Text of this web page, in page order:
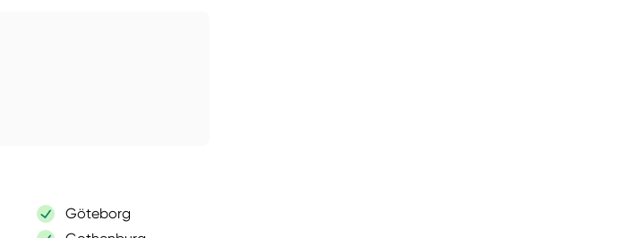
Göteborg